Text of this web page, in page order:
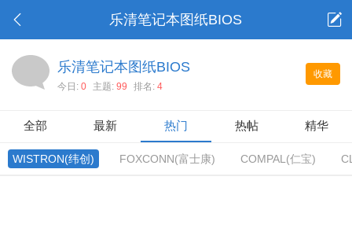
乐清笔记本图纸BIOS
收藏
乐清笔记本图纸BIOS
今日: 0 主题: 99 排名: 4
全部 最新 热门 热帖 精华
WISTRON(纬创) FOXCONN(富士康) COMPAL(仁宝)